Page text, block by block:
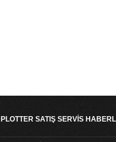
PLOTTER SATIŞ SERVİS